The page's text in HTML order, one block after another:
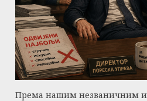
Према нашим незваничним